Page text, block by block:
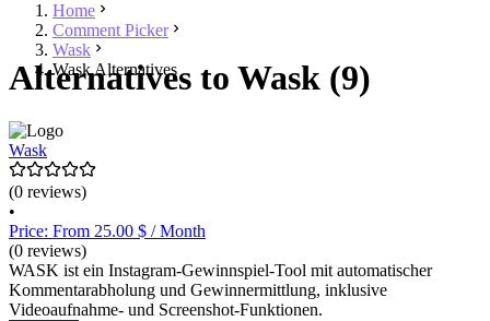
Home
Comment Picker
Wask
Wask Alternatives
Alternatives to Wask (9)
Wask
(0 reviews)
•
Price: From 25.00 $ / Month
(0 reviews)
WASK ist ein Instagram-Gewinnspiel-Tool mit automatischer
Kommentarabholung und Gewinnermittlung, inklusive
Videoaufnahme- und Screenshot-Funktionen.